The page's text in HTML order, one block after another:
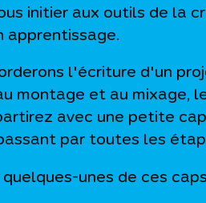
initier aux outils de la
apprentissage.
l'écriture d'un
montage et au mixage,
avec une petite
par toutes les
unes de ces